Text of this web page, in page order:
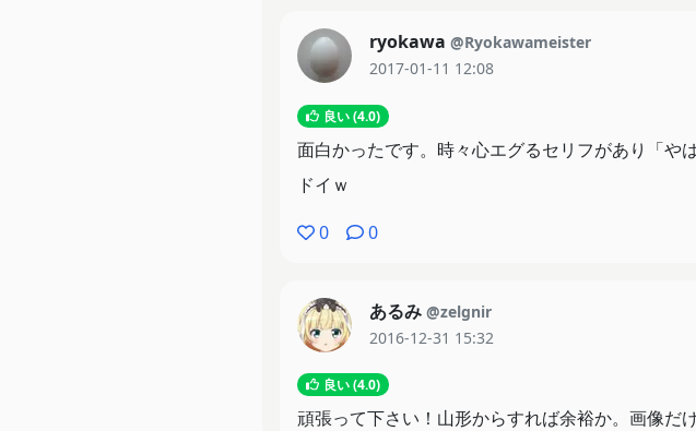
ryokawa @Ryokawameister
2017-01-11 12:08
良い (4.0)
面白かったです。時々心エグるセリフがあり「や
ドイｗ
0
0
あるみ @zelgnir
2016-12-31 15:32
良い (4.0)
頑張って下さい！山形からすれば余裕か。画像だ